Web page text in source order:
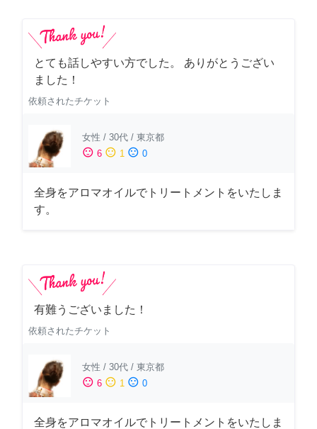
とても話しやすい方でした。 ありがとうござい
ました！
依頼されたチケット
女性 / 30代 / 東京都
sentiment_satisfied 6 sentiment_neutral 1 sentiment_dissatisfied 0
全身をアロマオイルでトリートメントをいたしま
す。
有難うございました！
依頼されたチケット
女性 / 30代 / 東京都
sentiment_satisfied 6 sentiment_neutral 1 sentiment_dissatisfied 0
全身をアロマオイルでトリートメントをいたしま